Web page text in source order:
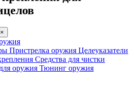
×
Пристрелка оружия Целеуказатели
Средства для чистки
оружия Тюнинг оружия